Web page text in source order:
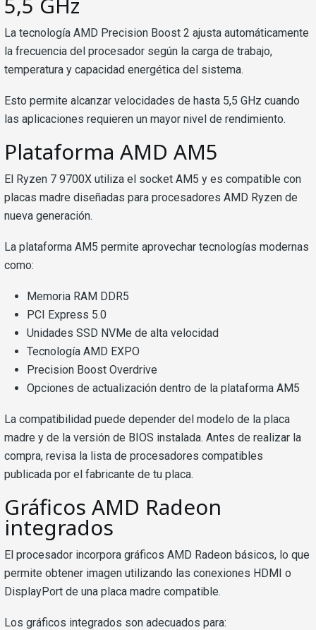
La tecnología AMD Precision Boost 2 ajusta automáticamente
la frecuencia del procesador según la carga de trabajo,
temperatura y capacidad energética del sistema.
Esto permite alcanzar velocidades de hasta 5,5 GHz cuando
las aplicaciones requieren un mayor nivel de rendimiento.
Plataforma AMD AM5
El Ryzen 7 9700X utiliza el socket AM5 y es compatible con
placas madre diseñadas para procesadores AMD Ryzen de
nueva generación.
La plataforma AM5 permite aprovechar tecnologías modernas
como:
Memoria RAM DDR5
PCI Express 5.0
Unidades SSD NVMe de alta velocidad
Tecnología AMD EXPO
Precision Boost Overdrive
Opciones de actualización dentro de la plataforma AM5
La compatibilidad puede depender del modelo de la placa
madre y de la versión de BIOS instalada. Antes de realizar la
compra, revisa la lista de procesadores compatibles
publicada por el fabricante de tu placa.
Gráficos AMD Radeon
integrados
El procesador incorpora gráficos AMD Radeon básicos, lo que
permite obtener imagen utilizando las conexiones HDMI o
DisplayPort de una placa madre compatible.
Los gráficos integrados son adecuados para: